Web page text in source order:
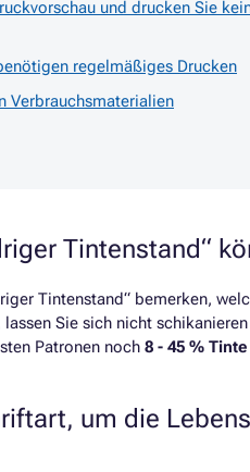
und drucken Sie
regelmäßiges Drucken
Verbrauchsmaterialien
Tintenstand“
Tintenstand“ bemerken,
Sie sich nicht
Patronen noch 8 - 45 % Tinte
um die